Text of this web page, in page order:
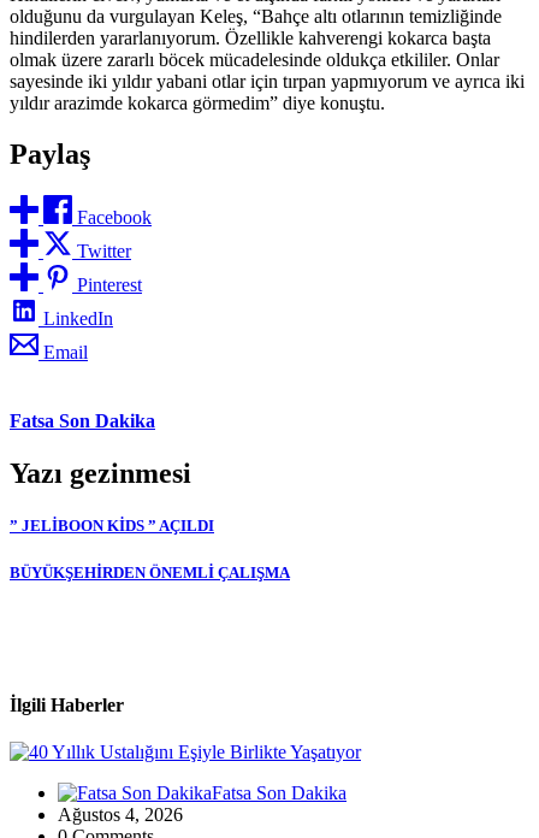
olduğunu da vurgulayan Keleş, “Bahçe altı otlarının temizliğinde
hindilerden yararlanıyorum. Özellikle kahverengi kokarca başta
olmak üzere zararlı böcek mücadelesinde oldukça etkililer. Onlar
sayesinde iki yıldır yabani otlar için tırpan yapmıyorum ve ayrıca iki
yıldır arazimde kokarca görmedim” diye konuştu.
Paylaş
Facebook
Twitter
Pinterest
LinkedIn
Email
Fatsa Son Dakika
Yazı gezinmesi
” JELİBOON KİDS ” AÇILDI
BÜYÜKŞEHİRDEN ÖNEMLİ ÇALIŞMA
İlgili Haberler
Fatsa Son Dakika
Ağustos 4, 2026